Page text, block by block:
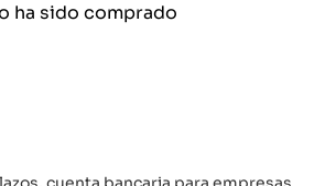
ha sido comprado